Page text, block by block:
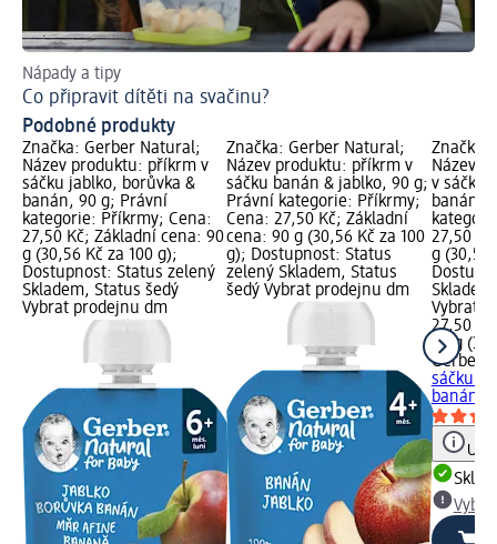
Nápady a tipy
Co připravit dítěti na svačinu?
Podobné produkty
Značka: Gerber Natural;
Název produktu: příkrm v
sáčku jablko, borůvka &
banán, 90 g; Právní
kategorie: Příkrmy; Cena:
27,50 Kč; Základní cena: 90
g (30,56 Kč za 100 g);
Dostupnost: Status zelený
Skladem, Status šedý
Vybrat prodejnu dm
Značka: Gerber Natural;
Název produktu: příkrm v
sáčku banán & jablko, 90 g;
Právní kategorie: Příkrmy;
Cena: 27,50 Kč; Základní
cena: 90 g (30,56 Kč za 100
g); Dostupnost: Status
zelený Skladem, Status
šedý Vybrat prodejnu dm
Značka:
Název
v sáčku
banán,
27,50
g (30,56
Vybrat
27,50 Kč
90 g
Gerber
sáčku
banán,